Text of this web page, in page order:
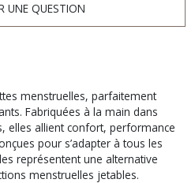
UNE QUESTION
menstruelles, parfaitement
Fabriquées à la main dans
elles allient confort, performance
pour s’adapter à tous les
représentent une alternative
menstruelles jetables.